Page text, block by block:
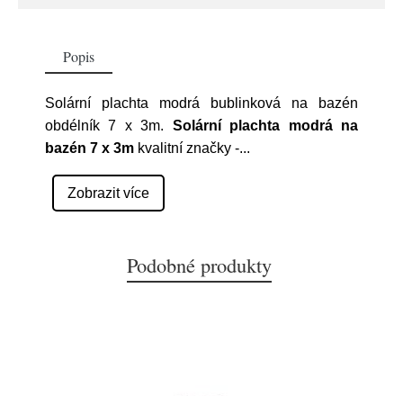
Popis
Solární plachta modrá bublinková na bazén
obdélník 7 x 3m. Solární plachta modrá na
bazén 7 x 3m kvalitní značky -...
Zobrazit více
Podobné produkty